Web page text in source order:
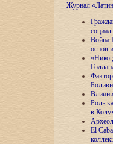
Журнал
Война
основ
Роль
в
El